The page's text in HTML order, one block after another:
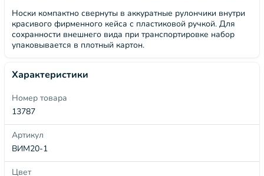
Носки компактно свернуты в аккуратные рулончики внутри
красивого фирменного кейса с пластиковой ручкой. Для
сохранности внешнего вида при транспортировке набор
упаковывается в плотный картон.
Характеристики
Номер товара
13787
Артикул
ВИМ20-1
Цвет